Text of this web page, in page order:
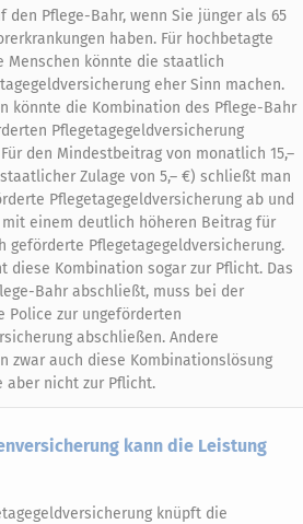
den Pflege-Bahr, wenn Sie jünger als 65
haben. Für hochbetagte
Menschen könnte die staatlich
eher Sinn machen.
könnte die Kombination des Pflege-Bahr
Pflegetagegeldversicherung
den Mindestbeitrag von monatlich 15,–
Zulage von 5,– €) schließt man
Pflegetagegeldversicherung ab und
einem deutlich höheren Beitrag für
geförderte Pflegetagegeldversicherung.
diese Kombination sogar zur Pflicht. Das
Bahr abschließt, muss bei der
Police zur ungeförderten
abschließen. Andere
zwar auch diese Kombinationslösung
aber nicht zur Pflicht.
kann die Leistung
knüpft die